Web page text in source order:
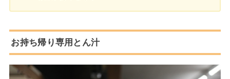
お持ち帰り専用とん汁